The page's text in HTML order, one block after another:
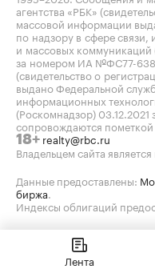
агентства «РБК»
массовой информации
по надзору в сфере
и массовых коммуникаций
за номером ИА №ФС77-
(свидетельство о
выдано Федеральной
информационных
(Роскомнадзор)
сопровождаются пометкой
18+ realty@rbc.ru
Владельцем сайта
Данные предоставлены:
биржа
Индексы облигаций
Лента